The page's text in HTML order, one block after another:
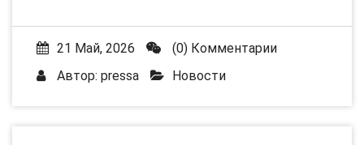
21 Май, 2026
(0) Комментарии
Автор: pressa Новости